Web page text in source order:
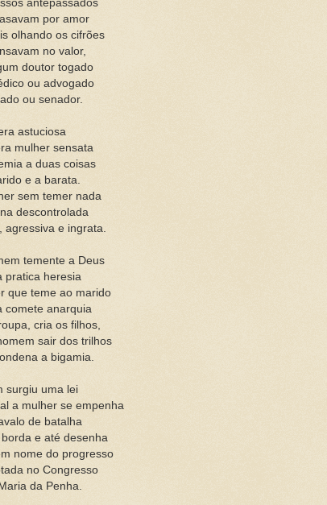
antepassados
por amor
olhando os cifrões
no valor,
doutor togado
ou advogado
ou senador.
astuciosa
mulher sensata
a duas coisas
e a barata.
sem temer nada
descontrolada
agressiva e ingrata.
temente a Deus
pratica heresia
que teme ao marido
comete anarquia
cria os filhos,
sair dos trilhos
a bigamia.
surgiu uma lei
a mulher se empenha
de batalha
borda e até desenha
nome do progresso
no Congresso
da Penha.